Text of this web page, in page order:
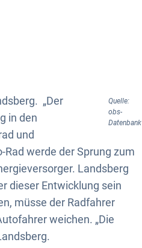
Quelle:
obs-
Datenbank
„Der
in den
und
Rad werde der Sprung zum
Landsberg
dieser Entwicklung sein
müsse der Radfahrer
weichen. „Die